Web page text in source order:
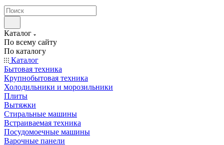
Каталог
По всему сайту
По каталогу
Каталог
Бытовая техника
Крупнобытовая техника
Холодильники и морозильники
Плиты
Вытяжки
Стиральные машины
Встраиваемая техника
Посудомоечные машины
Варочные панели